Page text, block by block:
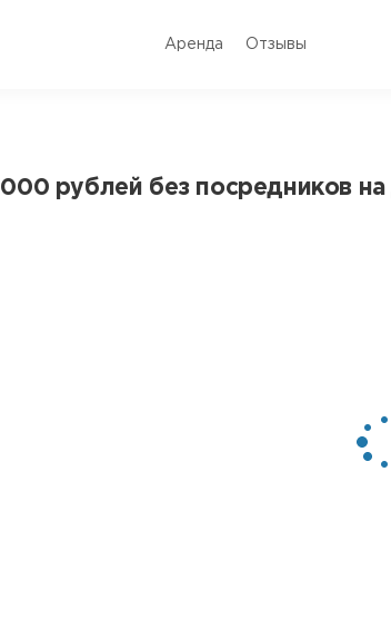
Аренда Отзывы
рублей без посредников